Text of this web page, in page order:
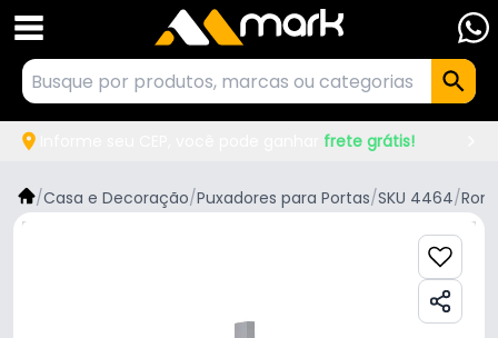
frete grátis!
/Casa e Decoração/Puxadores para Portas/SKU 4464/